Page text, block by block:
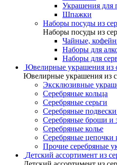
Украшения для
Шпажки
Наборы посуды из
Наборы посуды из
Чайные,
Наборы для
Наборы для
Ювелирные украшения из
Ювелирные украшения из
Эксклюзивные
Серебряные кольца
Серебряные серьги
Серебряные
Серебряные броши и
Серебряные колье
Серебряные
Прочие серебряные
Детский ассортимент из